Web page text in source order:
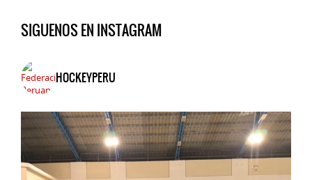
SIGUENOS EN INSTAGRAM
HOCKEYPERU